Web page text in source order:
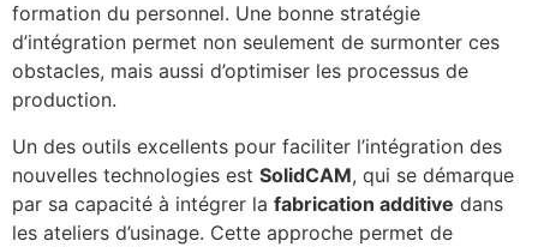
formation du personnel. Une bonne stratégie
d’intégration permet non seulement de surmonter ces
obstacles, mais aussi d’optimiser les processus de
production.
Un des outils excellents pour faciliter l’intégration des
nouvelles technologies est SolidCAM, qui se démarque
par sa capacité à intégrer la fabrication additive dans
les ateliers d’usinage. Cette approche permet de